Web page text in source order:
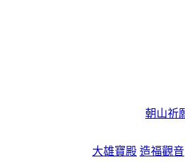
朝山祈
大雄寶殿 造福觀音